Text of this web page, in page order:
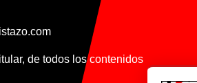
de todos los contenidos